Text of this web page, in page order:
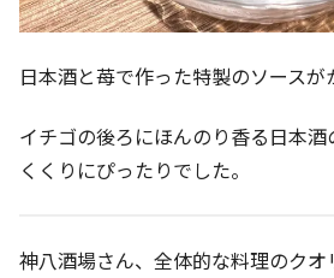
日本酒と苺で作った特製のソースが
イチゴの後ろにほんのり香る日本
くくりにぴったりでした。
神八酒場さん、全体的な料理のクオ